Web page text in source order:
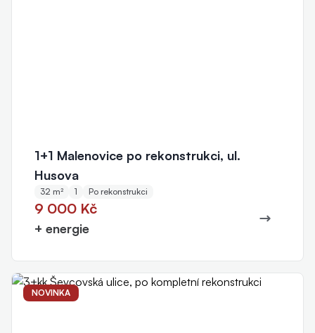
1+1 Malenovice po rekonstrukci, ul.
Husova
32 m² 1 Po rekonstrukci
9 000 Kč
+ energie
NOVINKA